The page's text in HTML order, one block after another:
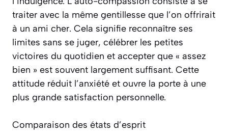
traiter avec la même gentillesse que l’on offrirait
à un ami cher. Cela signifie reconnaître ses
limites sans se juger, célébrer les petites
victoires du quotidien et accepter que « assez
bien » est souvent largement suffisant. Cette
attitude réduit l’anxiété et ouvre la porte à une
plus grande satisfaction personnelle.
Comparaison des états d’esprit